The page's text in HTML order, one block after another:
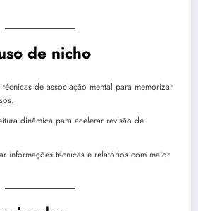
de nicho
de associação mental para memorizar
dinâmica para acelerar revisão de
informações técnicas e relatórios com maior